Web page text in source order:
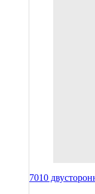
7010